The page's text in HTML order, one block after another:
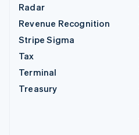
Radar
Revenue Recognition
Stripe Sigma
Tax
Terminal
Treasury